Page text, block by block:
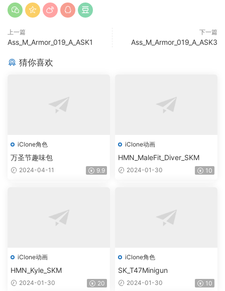
上一篇
Ass_M_Armor_019_A_ASK1
下一篇
Ass_M_Armor_019_A_ASK3
猜你喜欢
iClone角色
万圣节趣味包
2024-04-11 9.9
iClone动画
HMN_MaleFit_Diver_SKM
2024-01-30 10
iClone动画
HMN_Kyle_SKM
2024-01-30 20
iClone角色
SK_T47Minigun
2024-01-30 10